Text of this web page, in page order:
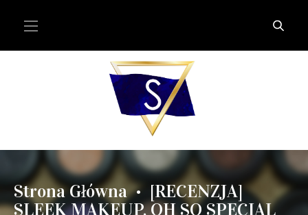
Strona Główna • [RECENZJA]
SLEEK MAKEUP, OH SO SPECIAL